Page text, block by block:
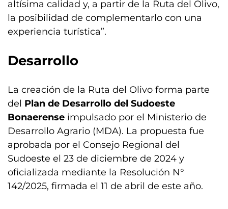
altísima calidad y, a partir de la Ruta del Olivo,
la posibilidad de complementarlo con una
experiencia turística”.
Desarrollo
La creación de la Ruta del Olivo forma parte
del Plan de Desarrollo del Sudoeste
Bonaerense impulsado por el Ministerio de
Desarrollo Agrario (MDA). La propuesta fue
aprobada por el Consejo Regional del
Sudoeste el 23 de diciembre de 2024 y
oficializada mediante la Resolución N°
142/2025, firmada el 11 de abril de este año.